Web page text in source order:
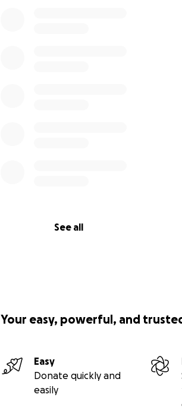
See all
Your easy, powerful, and
Easy
Donate quickly and
easily